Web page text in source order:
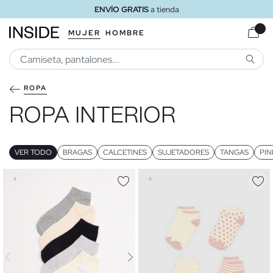
ENVÍO GRATISa tienda
MUJER HOMBRE
ROPA
ROPA INTERIOR
VER TODO BRAGAS CALCETINES SUJETADORES TANGAS